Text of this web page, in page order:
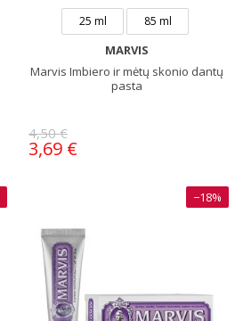
25 ml 85 ml
MARVIS
Marvis Imbiero ir mėtų skonio dantų
pasta
4,50 €
3,69 €
−18%